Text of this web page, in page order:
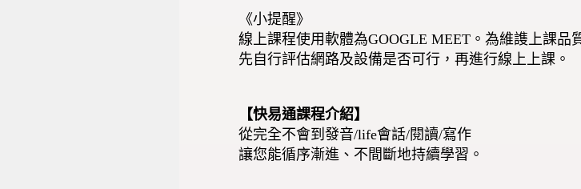
《小提醒》
線上課程使用軟體為GOOGLE MEET。為維謢上課
先自行評估網路及設備是否可行，再進行線上上課。
【快易通課程介紹】
從完全不會到發音/life會話/閱讀/寫作
讓您能循序漸進、不間斷地持續學習。